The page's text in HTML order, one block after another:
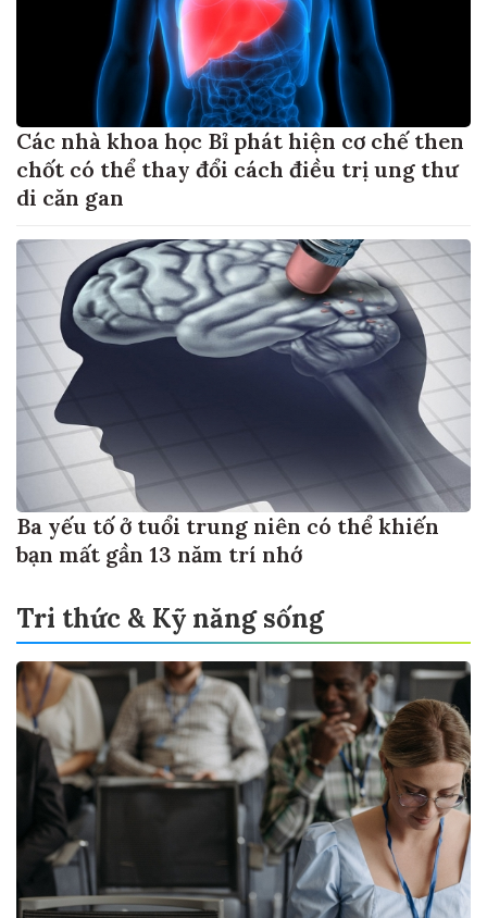
Các nhà khoa học Bỉ phát hiện cơ chế then
chốt có thể thay đổi cách điều trị ung thư
di căn gan
Ba yếu tố ở tuổi trung niên có thể khiến
bạn mất gần 13 năm trí nhớ
Tri thức & Kỹ năng sống